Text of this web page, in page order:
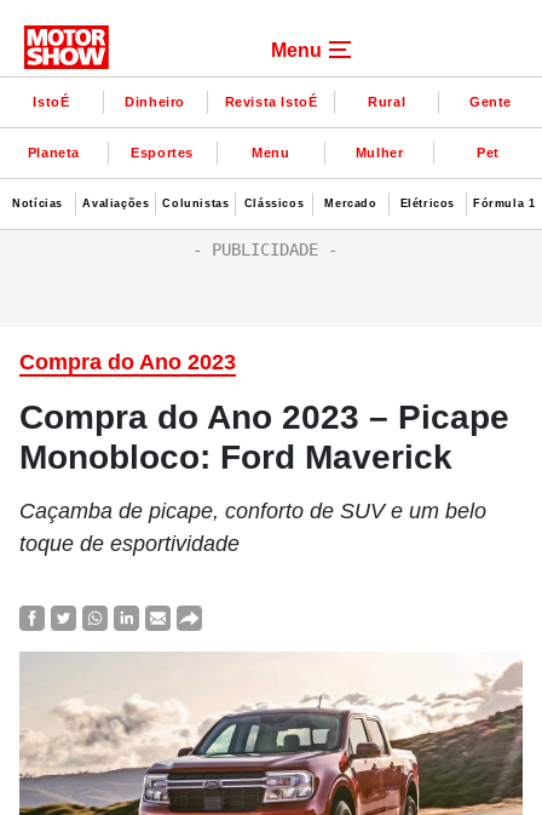
Menu
IstoÉ Dinheiro Revista IstoÉ Rural Gente
Planeta Esportes Menu Mulher Pet
Notícias Avaliações Colunistas Clássicos Mercado Elétricos Fórmula 1
Compra do Ano 2023
Compra do Ano 2023 – Picape
Monobloco: Ford Maverick
Caçamba de picape, conforto de SUV e um belo
toque de esportividade